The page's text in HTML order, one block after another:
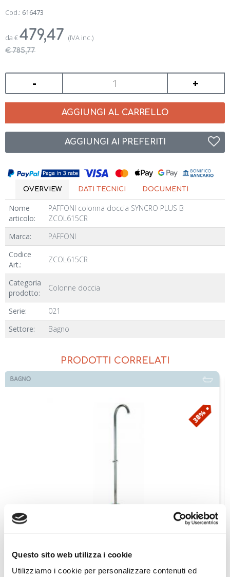
Questo sito web utilizza i cookie
Utilizziamo i cookie per personalizzare contenuti ed
Cod.: 616473
da €479,47 (IVA inc.)
€ 785,77
- +
AGGIUNGI AL CARRELLO
AGGIUNGI AI PREFERITI
OVERVIEW DATI TECNICI DOCUMENTI
Nome
articolo:
PAFFONI colonna doccia SYNCRO PLUS B
ZCOL615CR
Marca:
PAFFONI
Codice
Art.:
ZCOL615CR
Categoria
prodotto:
Colonne doccia
Serie:
021
Settore:
Bagno
PRODOTTI CORRELATI